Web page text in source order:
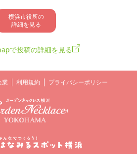
横浜市役所の
詳細を見る
で投稿の詳細を見る
業 利用規約 プライバシーポリシー